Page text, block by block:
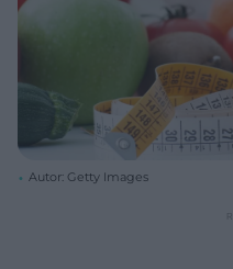
Autor: Getty Images